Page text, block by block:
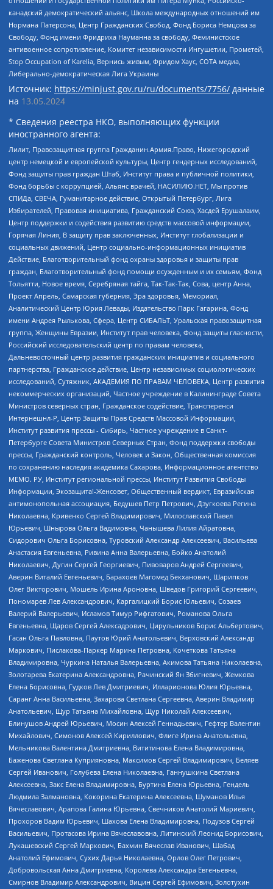
канадский демократический альянс, Школа международных отношений им
Нормана Патерсона, Центр Гражданских Свобод, Фонд Бориса Немцова за
Свободу, Фонд имени Фридриха Науманна за свободу, Феминистское
антивоенное сопротивление, Комитет независимости Ингушетии, Прометей,
Stop Occupation of Karelia, Вернись живым, Фридом Хаус, СОТА медиа,
Либерально-демократическая Лига Украины
Источник: https://minjust.gov.ru/ru/documents/7756/ данные
на 13.05.2024
* Сведения реестра НКО, выполняющих функции
иностранного агента:
Лилит, Правозащитная группа Гражданин.Армия.Право, Нижегородский
центр немецкой и европейской культуры, Центр гендерных исследований,
Фонд защиты прав граждан Штаб, Институт права и публичной политики,
Фонд борьбы с коррупцией, Альянс врачей, НАСИЛИЮ.НЕТ, Мы против
СПИДа, СВЕЧА, Гуманитарное действие, Открытый Петербург, Лига
Избирателей, Правовая инициатива, Гражданский Союз, Хасдей Ерушалаим,
Центр поддержки и содействия развитию средств массовой информации,
Горячая Линия, В защиту прав заключенных, Институт глобализации и
социальных движений, Центр социально-информационных инициатив
Действие, Благотворительный фонд охраны здоровья и защиты прав
граждан, Благотворительный фонд помощи осужденным и их семьям, Фонд
Тольятти, Новое время, Серебряная тайга, Так-Так-Так, Сова, центр Анна,
Проект Апрель, Самарская губерния, Эра здоровья, Мемориал,
Аналитический Центр Юрия Левады, Издательство Парк Гагарина, Фонд
имени Андрея Рылькова, Сфера, Центр СИБАЛЬТ, Уральская правозащитная
группа, Женщины Евразии, Институт прав человека, Фонд защиты гласности,
Российский исследовательский центр по правам человека,
Дальневосточный центр развития гражданских инициатив и социального
партнерства, Гражданское действие, Центр независимых социологических
исследований, Сутяжник, АКАДЕМИЯ ПО ПРАВАМ ЧЕЛОВЕКА, Центр развития
некоммерческих организаций, Частное учреждение в Калининграде Совета
Министров северных стран, Гражданское содействие, Трансперенси
Интернешнл-Р, Центр Защиты Прав Средств Массовой Информации,
Институт развития прессы - Сибирь, Частное учреждение в Санкт-
Петербурге Совета Министров Северных Стран, Фонд поддержки свободы
прессы, Гражданский контроль, Человек и Закон, Общественная комиссия
по сохранению наследия академика Сахарова, Информационное агентство
МЕМО. РУ, Институт региональной прессы, Институт Развития Свободы
Информации, Экозащита!-Женсовет, Общественный вердикт, Евразийская
антимонопольная ассоциация, Бедушев Петр Петрович, Дзугкоева Регина
Николаевна, Кривенко Сергей Владимирович, Милославский Павел
Юрьевич, Шнырова Ольга Вадимовна, Чанышева Лилия Айратовна,
Сидорович Ольга Борисовна, Туровский Александр Алексеевич, Васильева
Анастасия Евгеньевна, Ривина Анна Валерьевна, Бойко Анатолий
Николаевич, Дугин Сергей Георгиевич, Пивоваров Андрей Сергеевич,
Аверин Виталий Евгеньевич, Барахоев Магомед Бекханович, Шарипков
Олег Викторович, Мошель Ирина Ароновна, Шведов Григорий Сергеевич,
Пономарев Лев Александрович, Каргалицкий Борис Юльевич, Созаев
Валерий Валерьевич, Исламов Тимур Рифгатович, Романова Ольга
Евгеньевна, Щаров Сергей Алексадрович, Цирульников Борис Альбертович,
Гасан Ольга Павловна, Паутов Юрий Анатольевич, Верховский Александр
Маркович, Пислакова-Паркер Марина Петровна, Кочеткова Татьяна
Владимировна, Чуркина Наталья Валерьевна, Акимова Татьяна Николаевна,
Золотарева Екатерина Александровна, Рачинский Ян Збигневич, Жемкова
Елена Борисовна, Гудков Лев Дмитриевич, Илларионова Юлия Юрьевна,
Саранг Анна Васильевна, Захарова Светлана Сергеевна, Аверин Владимир
Анатольевич, Щур Татьяна Михайловна, Щур Николай Алексеевич,
Блинушов Андрей Юрьевич, Мосин Алексей Геннадьевич, Гефтер Валентин
Михайлович, Симонов Алексей Кириллович, Флиге Ирина Анатольевна,
Мельникова Валентина Дмитриевна, Вититинова Елена Владимировна,
Баженова Светлана Куприяновна, Максимов Сергей Владимирович, Беляев
Сергей Иванович, Голубева Елена Николаевна, Ганнушкина Светлана
Алексеевна, Закс Елена Владимировна, Буртина Елена Юрьевна, Гендель
Людмила Залмановна, Кокорина Екатерина Алексеевна, Шуманов Илья
Вячеславович, Арапова Галина Юрьевна, Свечников Анатолий Мариевич,
Прохоров Вадим Юрьевич, Шахова Елена Владимировна, Подузов Сергей
Васильевич, Протасова Ирина Вячеславовна, Литинский Леонид Борисович,
Лукашевский Сергей Маркович, Бахмин Вячеслав Иванович, Шабад
Анатолий Ефимович, Сухих Дарья Николаевна, Орлов Олег Петрович,
Добровольская Анна Дмитриевна, Королева Александра Евгеньевна,
Смирнов Владимир Александрович, Вицин Сергей Ефимович, Золотухин